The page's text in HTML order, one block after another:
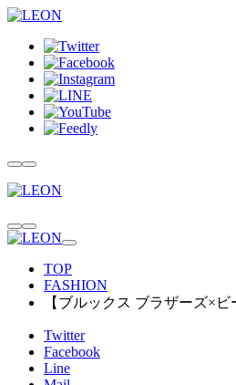
TOP
FASHION
【ブルックス ブラザーズ×
Twitter
Facebook
Line